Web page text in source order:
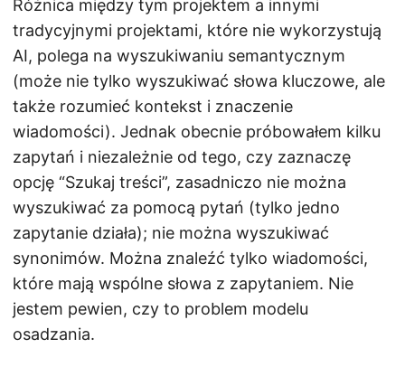
Różnica między tym projektem a innymi
tradycyjnymi projektami, które nie wykorzystują
AI, polega na wyszukiwaniu semantycznym
(może nie tylko wyszukiwać słowa kluczowe, ale
także rozumieć kontekst i znaczenie
wiadomości). Jednak obecnie próbowałem kilku
zapytań i niezależnie od tego, czy zaznaczę
opcję “Szukaj treści”, zasadniczo nie można
wyszukiwać za pomocą pytań (tylko jedno
zapytanie działa); nie można wyszukiwać
synonimów. Można znaleźć tylko wiadomości,
które mają wspólne słowa z zapytaniem. Nie
jestem pewien, czy to problem modelu
osadzania.